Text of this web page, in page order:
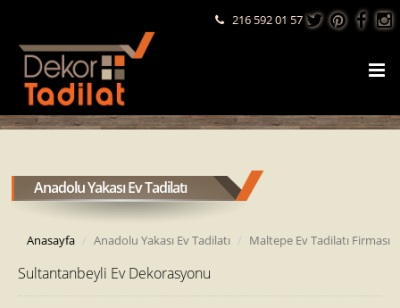
216 592 01 57
Anadolu Yakası Ev Tadilatı
Anasayfa Anadolu Yakası Ev Tadilatı Maltepe Ev Tadilatı Firması
Sultantanbeyli Ev Dekorasyonu